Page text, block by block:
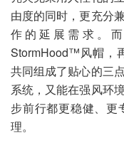
由度的同时，更充分
作的延展需求。
StormHood™风帽，
共同组成了贴心的三
系统，又能在强风环
步前行都更稳健、更
理。